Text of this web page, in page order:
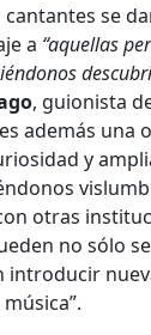
cantantes se
a “aquellas
, guionista
es además una
y
otras
no sólo
introducir